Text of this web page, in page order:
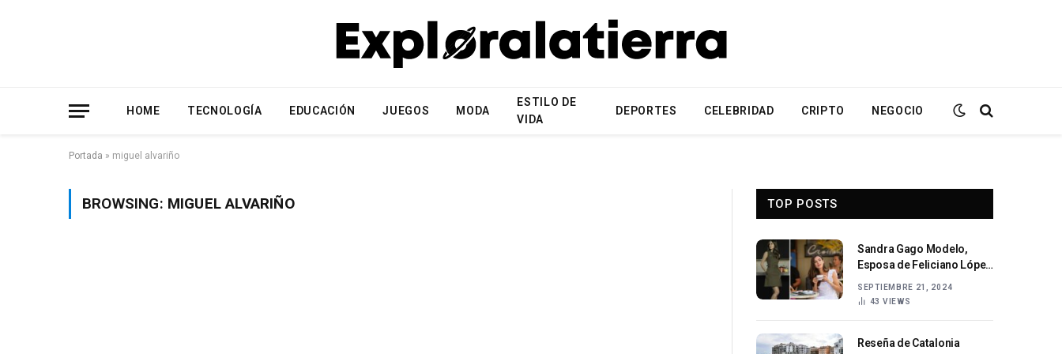
HOME TECNOLOGÍA EDUCACIÓN JUEGOS MODA
ESTILO DE
VIDA
DEPORTES CELEBRIDAD CRIPTO NEGOCIO
Portada » miguel alvariño
BROWSING: MIGUEL ALVARIÑO TOP POSTS
Sandra Gago Modelo,
Esposa de Feliciano López
Completa
SEPTIEMBRE 21, 2024
43 VIEWS
Reseña de Catalonia